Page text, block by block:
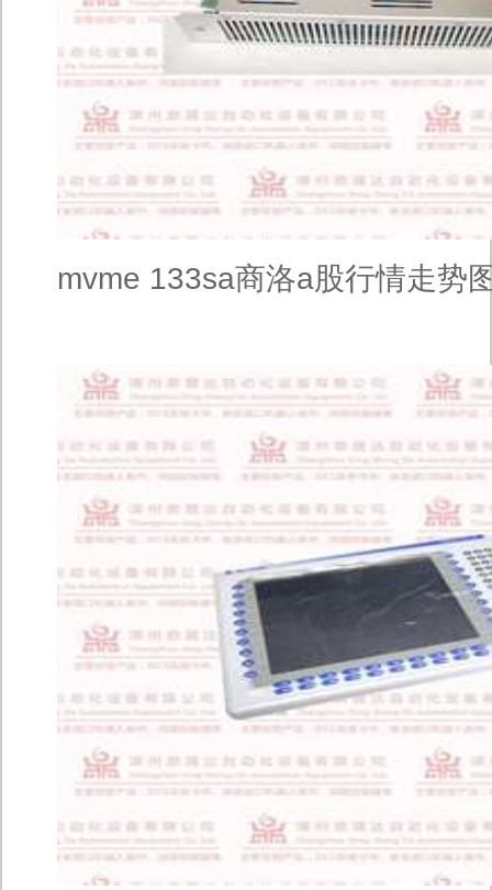
mvme 133sa商洛a股行情走势